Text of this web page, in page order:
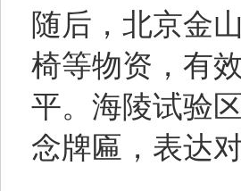
随后，北京金
椅等物资，有
平。海陵试验
念牌匾，表达